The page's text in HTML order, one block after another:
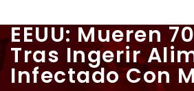
EEUU: Mueren
Tras Ingerir
Infectado Con